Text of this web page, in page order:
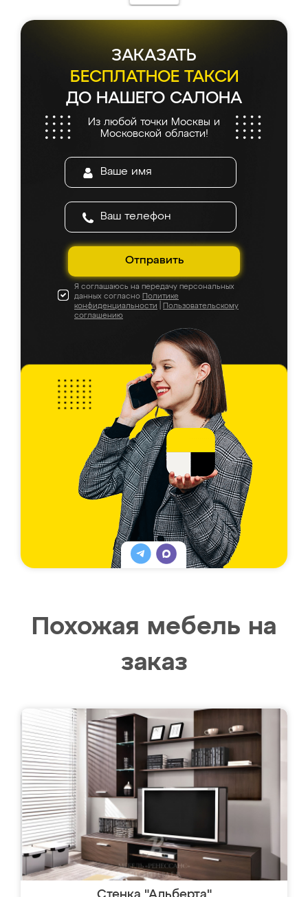
ЗАКАЗАТЬ
БЕСПЛАТНОЕ ТАКСИ
ДО НАШЕГО САЛОНА
Из любой точки Москвы и
Московской области!
Отправить
Я соглашаюсь на передачу персональных
данных согласно Политике
конфиденциальности
Пользовательскому
соглашению
Похожая мебель на
заказ